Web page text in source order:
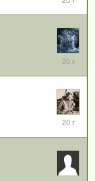
2006
21
2006
20
2006